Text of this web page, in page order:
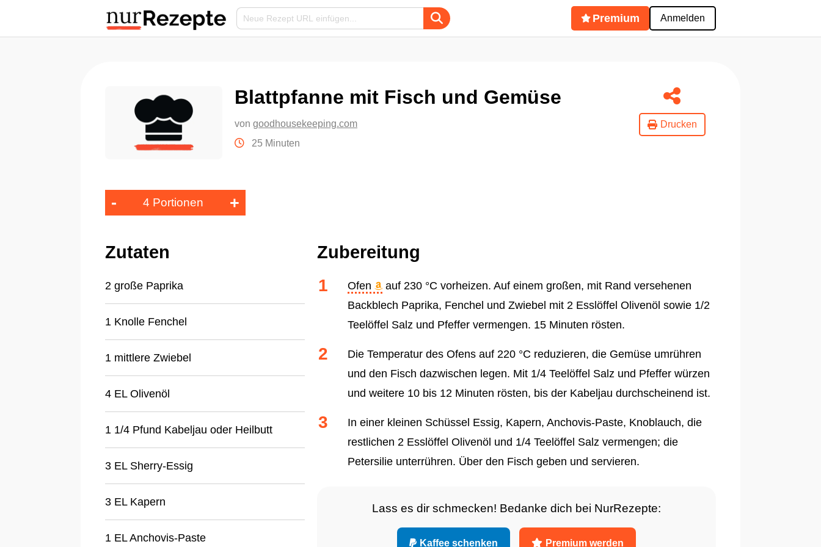
Premium Anmelden
Blattpfanne mit Fisch und Gemüse
von goodhousekeeping.com
25 Minuten
Drucken
- 4 Portionen +
Zutaten
2 große Paprika
1 Knolle Fenchel
1 mittlere Zwiebel
4 EL Olivenöl
1 1/4 Pfund Kabeljau oder Heilbutt
3 EL Sherry-Essig
3 EL Kapern
1 EL Anchovis-Paste
Zubereitung
Ofen
auf 230 °C vorheizen. Auf einem großen, mit Rand versehenen
Backblech Paprika, Fenchel und Zwiebel mit 2 Esslöffel Olivenöl sowie 1/2
Teelöffel Salz und Pfeffer vermengen. 15 Minuten rösten.
Die Temperatur des Ofens auf 220 °C reduzieren, die Gemüse umrühren
und den Fisch dazwischen legen. Mit 1/4 Teelöffel Salz und Pfeffer würzen
und weitere 10 bis 12 Minuten rösten, bis der Kabeljau durchscheinend ist.
In einer kleinen Schüssel Essig, Kapern, Anchovis-Paste, Knoblauch, die
restlichen 2 Esslöffel Olivenöl und 1/4 Teelöffel Salz vermengen; die
Petersilie unterrühren. Über den Fisch geben und servieren.
Lass es dir schmecken! Bedanke dich bei NurRezepte:
Kaffee schenken Premium werden